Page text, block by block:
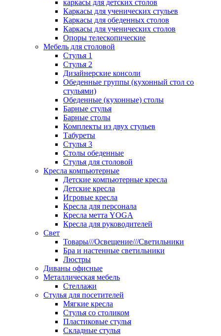
каркасы для детских столов
Каркасы для ученических стульев
Каркасы для обеденных столов
Каркасы для ученических столов
Опоры телескопические
Мебель для столовой
Стулья 1
Стулья 2
Дизайнерские консоли
Обеденные группы (кухонный стол со
стульями)
Обеденные (кухонные) столы
Барные стулья
Барные столы
Комплекты из двух стульев
Табуреты
Стулья 3
Столы обеденные
Стулья для столовой
Кресла компьютерные
Детские компьютерные кресла
Детские кресла
Игровые кресла
Кресла для персонала
Кресла метта YOGA
Кресла для руководителей
Свет
Товары///Освещение///Светильники
Бра и настенные светильники
Люстры
Диваны офисные
Металлическая мебель
Стеллажи
Стулья для посетителей
Мягкие кресла
Стулья со столиком
Пластиковые стулья
Складные стулья